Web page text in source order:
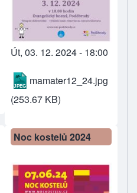
Út, 03. 12. 2024 - 18:00
mamater12_24.jpg
(253.67 KB)
Noc kostelů 2024